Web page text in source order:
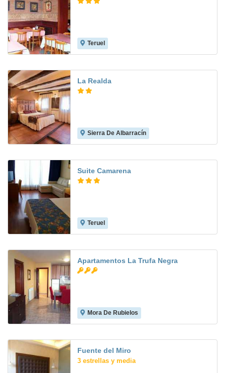
Teruel
La Realda
Sierra De Albarracín
Suite Camarena
Teruel
Apartamentos La Trufa Negra
Mora De Rubielos
Fuente del Miro
3 estrellas y media